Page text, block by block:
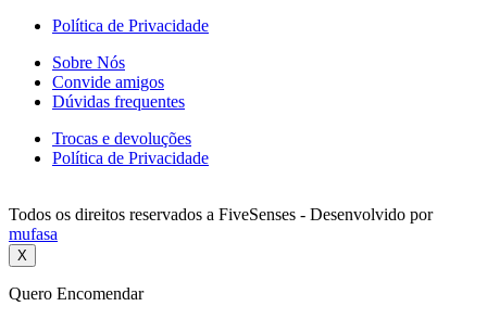
Política de Privacidade
Sobre Nós
Convide amigos
Dúvidas frequentes
Trocas e devoluções
Política de Privacidade
Todos os direitos reservados a FiveSenses - Desenvolvido por
mufasa
X
Quero Encomendar